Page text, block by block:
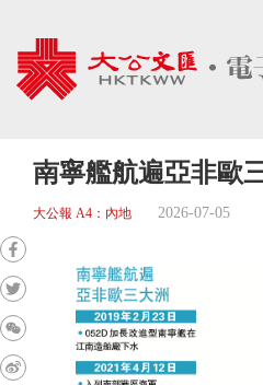
南寧艦航遍亞非歐
大公報 A4：內地 2026-07-05